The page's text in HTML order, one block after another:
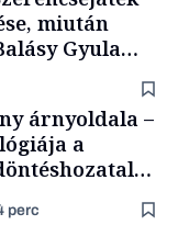
miután
Gyula
árnyoldala –
a
perc